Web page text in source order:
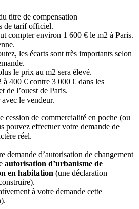
titre de compensation
de tarif officiel.
compter environ 1 600 € le m2 à Paris.
les écarts sont très importants selon
le prix au m2 sera élevé.
400 € contre 3 000 € dans les
de l’ouest de Paris.
le vendeur.
cession de commercialité en poche (ou
pouvez effectuer votre demande de
réel.
demande d’autorisation de changement
autorisation d’urbanisme de
en habitation (une déclaration
à votre demande cette